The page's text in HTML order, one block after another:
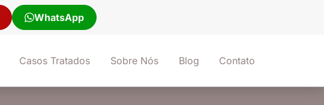
WhatsApp
Casos Tratados Sobre Nós Blog Contato